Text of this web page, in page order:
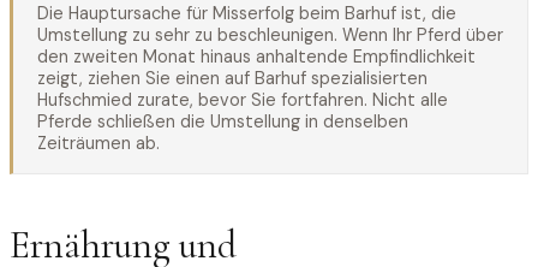
Die Hauptursache für Misserfolg beim Barhuf ist, die
Umstellung zu sehr zu beschleunigen. Wenn Ihr Pferd über
den zweiten Monat hinaus anhaltende Empfindlichkeit
zeigt, ziehen Sie einen auf Barhuf spezialisierten
Hufschmied zurate, bevor Sie fortfahren. Nicht alle
Pferde schließen die Umstellung in denselben
Zeiträumen ab.
Ernährung und